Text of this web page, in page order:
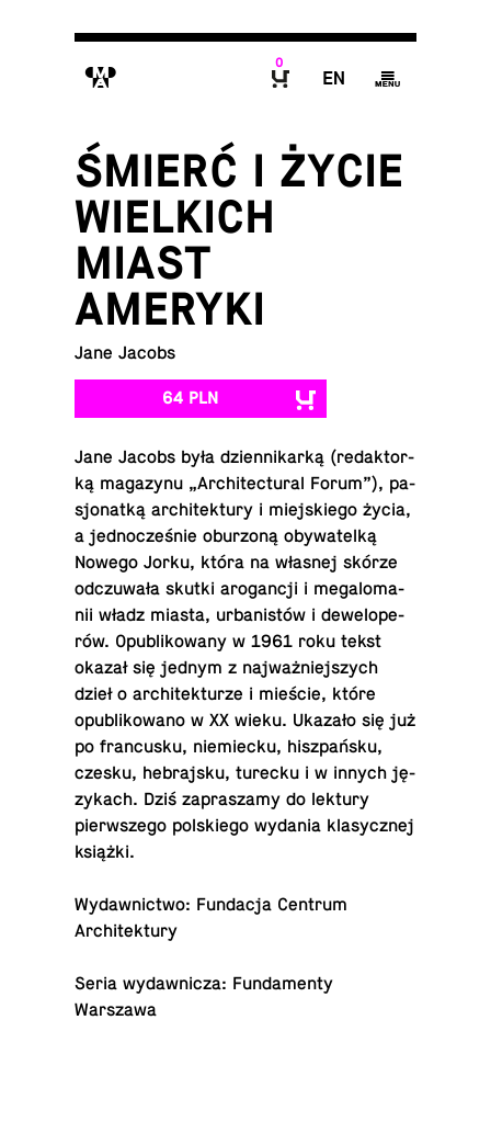
M
0
E g
ŚMIERĆ I ŻYCIE
WIELKICH
MIAST
AMERYKI
Jane Jacobs
64 PLN
Jane Jacobs była dzien­ni­kar­ką (re­dak­tor­
ką ma­ga­zy­nu „Ar­chi­tec­tu­ral Forum”), pa­
sjo­nat­ką ar­chi­tek­tu­ry i miej­skie­go życia,
a jed­no­cze­śnie obu­rzo­ną oby­wa­tel­ką
Nowego Jorku, która na własnej skórze
od­czu­wa­ła skutki aro­gan­cji i me­ga­lo­ma­
nii władz miasta, urba­ni­stów i de­we­lo­pe­
rów. Opu­bli­ko­wa­ny w 1961 roku tekst
okazał się jednym z naj­waż­niej­szych
dzieł o ar­chi­tek­tu­rze i mieście, które
opu­bli­ko­wa­no w XX wieku. Ukazało się już
po fran­cu­sku, nie­miec­ku, hisz­pań­sku,
czesku, he­braj­sku, turecku i w innych ję­
zy­kach. Dziś za­pra­sza­my do lektury
pierw­sze­go pol­skie­go wydania kla­sycz­nej
książki.
Wy­daw­nic­two: Fun­da­cja Centrum
Architektury
Seria wy­daw­ni­cza: Fun­da­men­ty
Warszawa